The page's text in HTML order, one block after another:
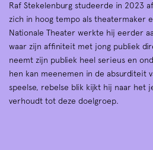
Raf Stekelenburg studeerde in 2023
zich in hoog tempo als theatermaker
Nationale Theater werkte hij eerder
waar zijn affiniteit met jong publiek
neemt zijn publiek heel serieus en
hen kan meenemen in de absurditeit
speelse, rebelse blik kijkt hij naar het
verhoudt tot deze doelgroep.